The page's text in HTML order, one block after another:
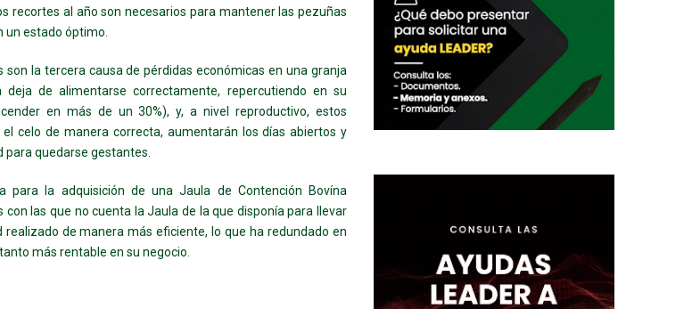
recortes al año son necesarios para mantener las pezuñas
un estado óptimo.
son la tercera causa de pérdidas económicas en una granja
deja de alimentarse correctamente, repercutiendo en su
en más de un 30%), y, a nivel reproductivo, estos
celo de manera correcta, aumentarán los días abiertos y
quedarse gestantes.
para la adquisición de una Jaula de Contención Bovína
con las que no cuenta la Jaula de la que disponía para llevar
realizado de manera más eficiente, lo que ha redundado en
más rentable en su negocio.